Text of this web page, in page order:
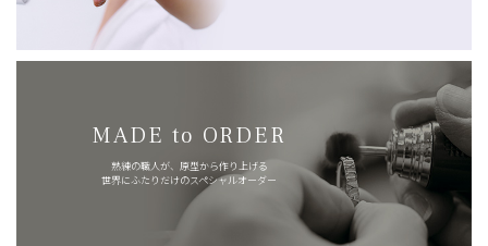
MADE to ORDER
熟練の職人が、原型から作り上げる
世界にふたりだけのスペシャルオーダー